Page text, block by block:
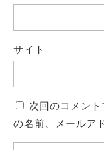
サイト
次回のコメン
の名前、メールア